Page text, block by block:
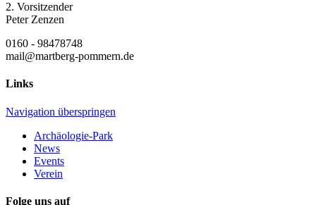
2. Vorsitzender
Peter Zenzen
0160 - 98478748
mail@martberg-pommern.de
Links
Navigation überspringen
Archäologie-Park
News
Events
Verein
Folge uns auf